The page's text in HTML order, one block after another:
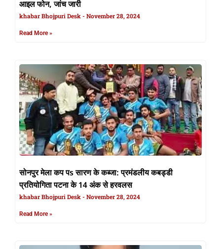
आइल फोन, जांच जारी
khabar Bhojpuri Desk November 28, 2024
Read More »
सोनपुर मेला कप पs सारण के कब्जा: प्रमंडलीय कबड्डी
प्रतियोगिता पटना के 14 अंक से हरवलस
khabar Bhojpuri Desk November 28, 2024
Read More »